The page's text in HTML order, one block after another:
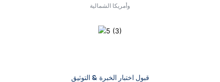
وأمريكا الشمالية
قبول اختبار الخبرة & التوثيق